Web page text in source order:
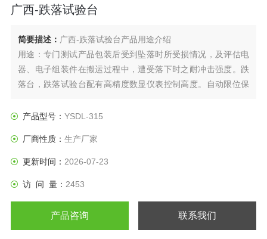
广西-跌落试验台
简要描述： 广西-跌落试验台产品用途介绍
用途：专门测试产品包装后受到坠落时所受损情况，及评估电
器、电子组装件在搬运过程中，遭受落下时之耐冲击强度。跌
落台，跌落试验台配有高精度数显仪表控制高度。自动限位保
跌落，使用方便，加速度大。单臂双柱结构，电动升降电动复
产品型号： YSDL-315
厂商性质： 生产厂家
更新时间： 2026-07-23
访 问 量： 2453
产品咨询 联系我们